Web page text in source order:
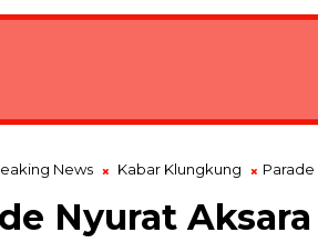
News Kabar Klungkung Parade
Nyurat